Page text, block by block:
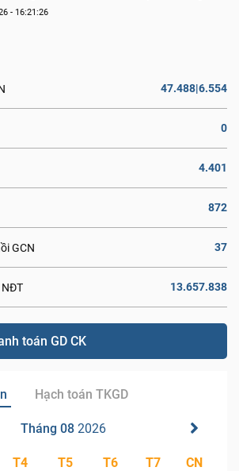
- 16:21:26
47.488|6.554
0
4.401
872
GCN 37
NĐT 13.657.838
toán GD CK
Hạch toán TKGD
Tháng 08 2026
T4 T5 T6 T7 CN